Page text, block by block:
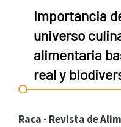
Importancia
universo
alimentaria
real y
Raca - Revista de